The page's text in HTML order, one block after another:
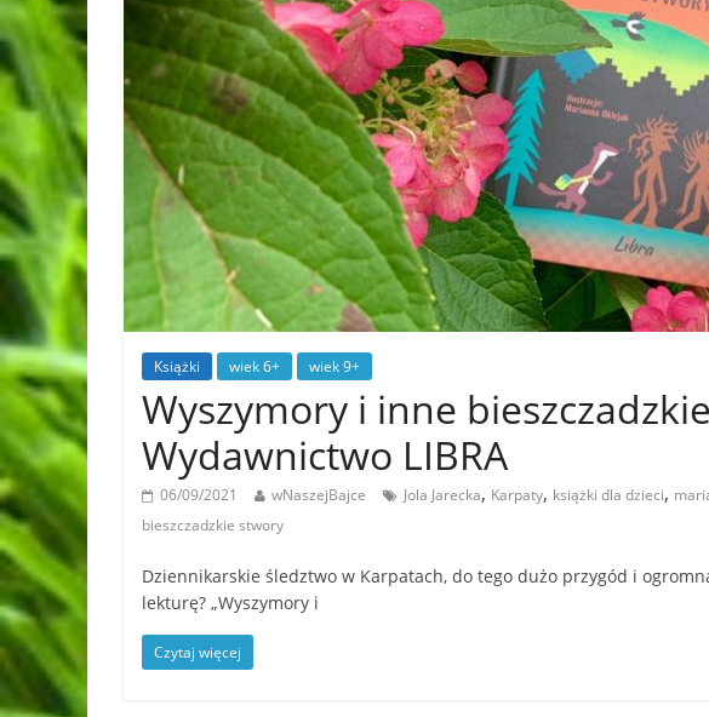
Książki wiek 6+ wiek 9+
Wyszymory i inne
Wydawnictwo LIBRA
06/09/2021 wNaszejBajce Jola Jarecka, Karpaty, książki dla dzieci,
bieszczadzkie stwory
Dziennikarskie śledztwo w Karpatach, do tego dużo przygód i
lekturę? „Wyszymory i
Czytaj więcej